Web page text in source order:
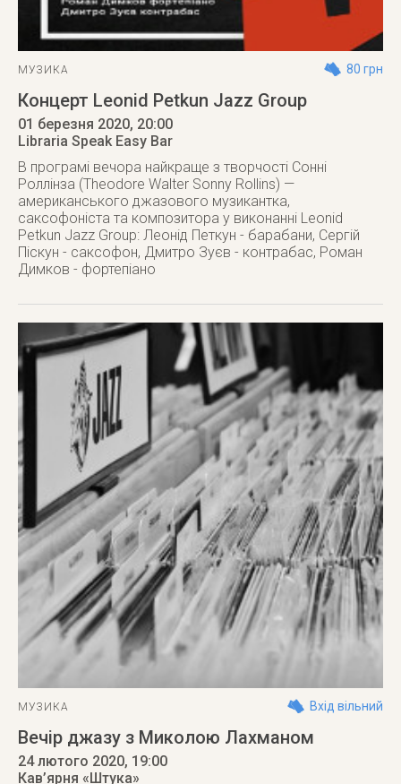
МУЗИКА 80 грн
Концерт Leonid Petkun Jazz Group
01 березня 2020, 20:00
Libraria Speak Easy Bar
В програмі вечора найкраще з творчості Сонні
Роллінза (Theodore Walter Sonny Rollins) —
американського джазового музикантка,
саксофоніста та композитора у виконанні Leonid
Petkun Jazz Group: Леонід Петкун - барабани, Сергій
Піскун - саксофон, Дмитро Зуєв - контрабас, Роман
Димков - фортепіано
МУЗИКА Вхід вільний
Вечір джазу з Миколою Лахманом
24 лютого 2020, 19:00
Кав’ярня «Штука»